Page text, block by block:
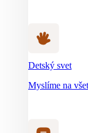
Detský svet
Myslíme na